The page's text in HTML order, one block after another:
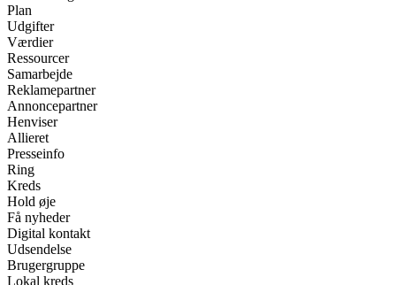
Plan
Udgifter
Værdier
Ressourcer
Samarbejde
Reklamepartner
Annoncepartner
Henviser
Allieret
Presseinfo
Ring
Kreds
Hold øje
Få nyheder
Digital kontakt
Udsendelse
Brugergruppe
Lokal kreds